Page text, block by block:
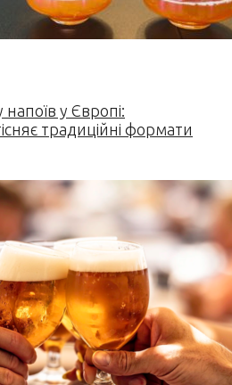
у Європі:
традиційні формати